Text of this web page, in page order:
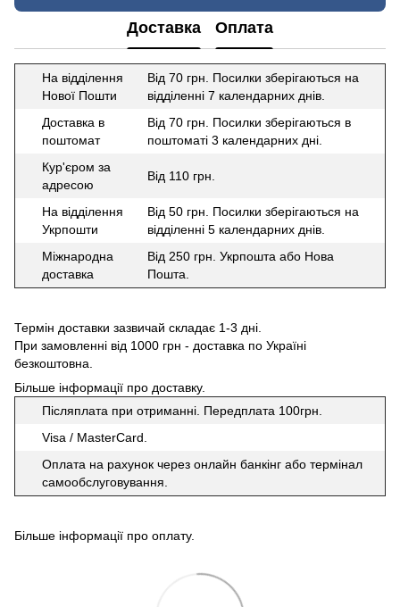
Доставка Оплата
На відділення
Нової Пошти
Від 70 грн. Посилки зберігаються на
відділенні 7 календарних днів.
Доставка в
поштомат
Від 70 грн. Посилки зберігаються в
поштоматі 3 календарних дні.
Кур'єром за
адресою
Від 110 грн.
На відділення
Укрпошти
Від 50 грн. Посилки зберігаються на
відділенні 5 календарних днів.
Міжнародна
доставка
Від 250 грн. Укрпошта або Нова
Пошта.
Термін доставки зазвичай складає 1-3 дні.
При замовленні від 1000 грн - доставка по Україні
безкоштовна.
Більше інформації про доставку.
Післяплата при отриманні. Передплата 100грн.
Visa / MasterCard.
Оплата на рахунок через онлайн банкінг або термінал
самообслуговування.
Більше інформації про оплату.